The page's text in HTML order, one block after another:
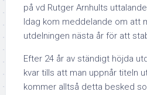
på vd Rutger Arnhults
Idag kom meddelande om att
utdelningen nästa år för att
Efter 24 år av ständigt höjda
kvar tills att man uppnår titeln
kommer alltså detta besked